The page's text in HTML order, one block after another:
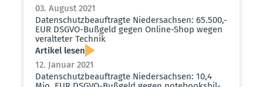
03. August 2021
Daten­schutz­be­auf­tragte Nieder­sachsen: 65.500,-
EUR DSGVO-Bußgeld gegen Online-Shop wegen
veral­teter Technik
Artikel lesen
12. Januar 2021
Daten­schutz­be­auf­tragte Nieder­sachsen: 10,4